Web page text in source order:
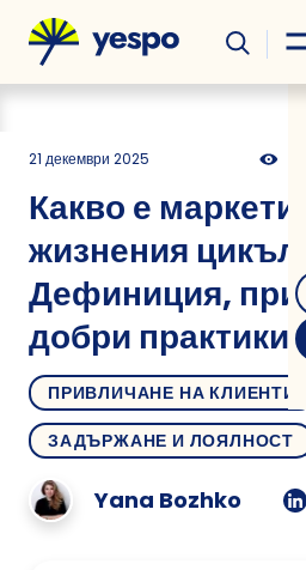
21 декември 2025
ПРИВЛИЧАНЕ НА КЛИЕНТИ
ЗАДЪРЖАНЕ И ЛОЯЛНОСТ
Какво е
жизнения цикъл?
Дефиниция,
добри практики
Yana Bozhko